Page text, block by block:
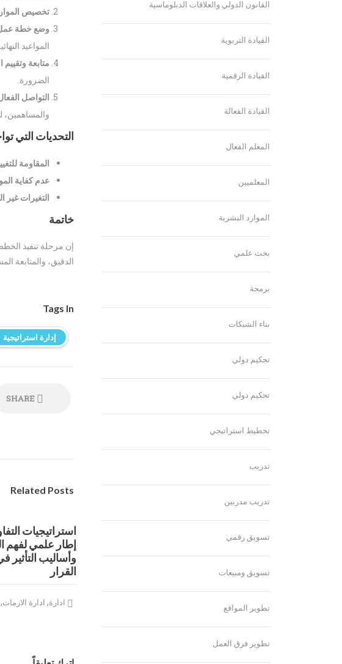
تخصيص
وضع خطة عمل
المواعيد
متابعة وتقييم
الضرورة.
التواصل
التحديات التي
المقاومة
عدم كفاية
التغيرات غير
خاتمة
إن مرحلة تنفيذ
الدقيق، والمتابعة
Tags In
إدارة استراتيجية
SHARE
Related Posts
استراتيجيات
إطار علمي لفهم
وأساليب التأثير
القرار
ادارة, ادارة الازمات,
القانون الدولي والعلاقات الدبلوماسية
القيادة التربوية
القيادة الرقمية
القيادة الفعالة
المعلم الفعال
المعلميين
الموارد البشرية
بحث علمي
برمجة
بناء الشبكات
تجكيم دولي
تحكيم دولي
تخطيط استراتيجي
تدريب
تدريب مدربين
تسويق رقمي
تسويق ومبيعات
تطوير المواقع
تطوير فرق العمل